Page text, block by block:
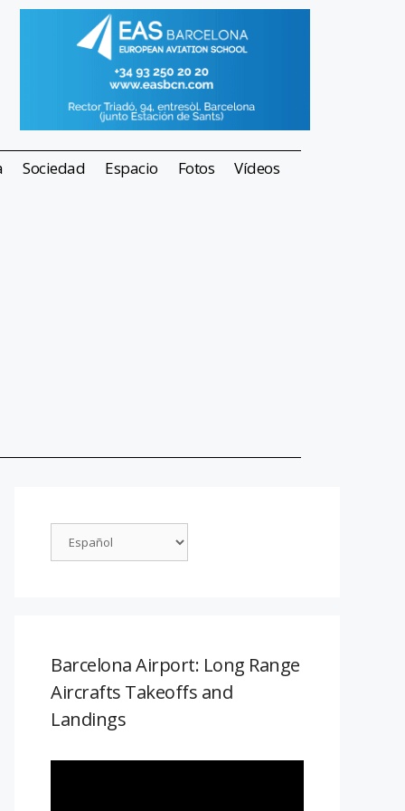
Sociedad Espacio Fotos Vídeos
Barcelona Airport: Long Range
Aircrafts Takeoffs and
Landings